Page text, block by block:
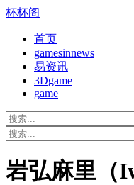
杯杯阁
首页
gamesinnews
易资讯
3Dgame
game
岩弘麻里（